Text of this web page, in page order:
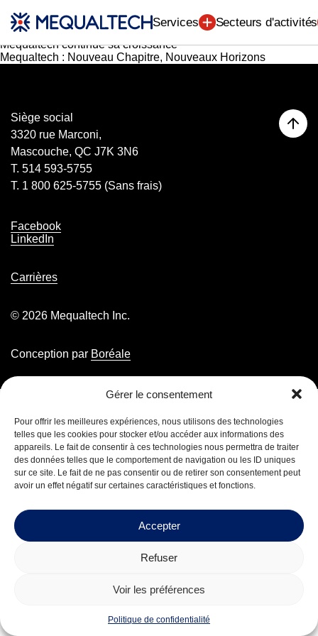
Gérer le consentement
Pour offrir les meilleures expériences, nous utilisons des technologies
telles que les cookies pour stocker et/ou accéder aux informations des
appareils. Le fait de consentir à ces technologies nous permettra de traiter
des données telles que le comportement de navigation ou les ID uniques
sur ce site. Le fait de ne pas consentir ou de retirer son consentement peut
avoir un effet négatif sur certaines caractéristiques et fonctions.
Accepter
Refuser
Voir les préférences
Politique de confidentialité
Services Secteurs d'activités
Nouveau service: Essai de traction sur ancrage
Inspection par courants de foucault
Mequaltech continue sa croissance
Mequaltech : Nouveau Chapitre, Nouveaux Horizons
Siège social
3320 rue Marconi,
Mascouche, QC J7K 3N6
T. 514 593-5755
T. 1 800 625-5755 (Sans frais)
Facebook
LinkedIn
Carrières
© 2026 Mequaltech Inc.
Conception par Boréale